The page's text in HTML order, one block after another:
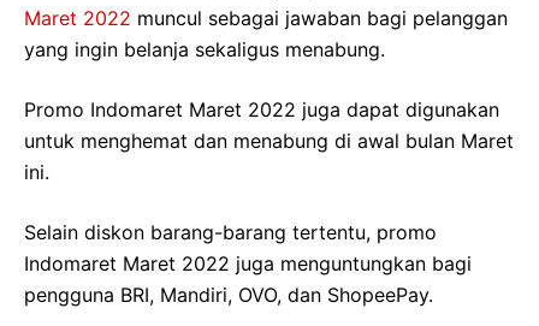
Maret 2022 muncul sebagai jawaban bagi pelanggan
yang ingin belanja sekaligus menabung.
Promo Indomaret Maret 2022 juga dapat digunakan
untuk menghemat dan menabung di awal bulan Maret
ini.
Selain diskon barang-barang tertentu, promo
Indomaret Maret 2022 juga menguntungkan bagi
pengguna BRI, Mandiri, OVO, dan ShopeePay.